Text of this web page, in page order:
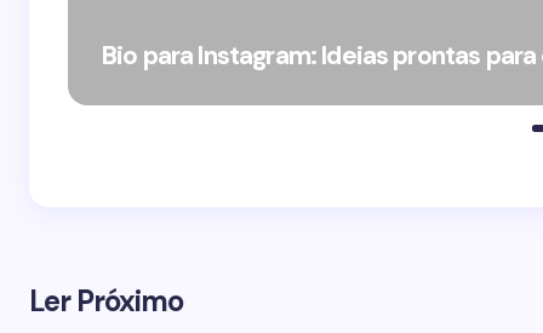
Bio para Instagram: Ideias prontas
Ler Próximo